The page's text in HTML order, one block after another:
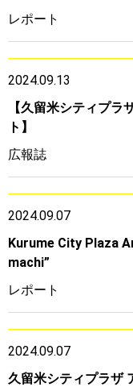
レポート
2024.09.13
【久留米シティプ
ト】
広報誌
2024.09.07
Kurume City Plaza
machi”
レポート
2024.09.07
久留米シティプラザ